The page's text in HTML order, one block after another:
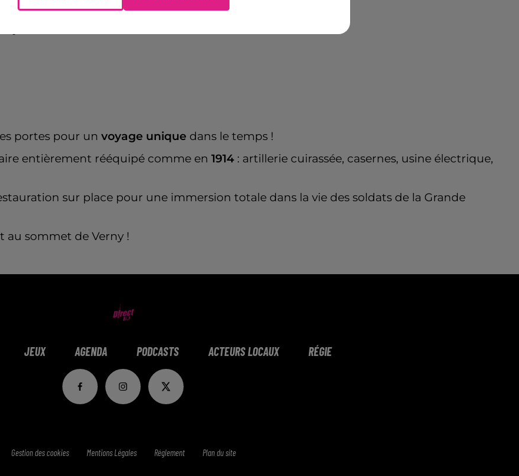
portes pour un voyage unique dans le temps !
entièrement rééquipé comme en 1914 : artillerie cuirassée, casernes, usine électrique,
sur place pour une immersion totale dans la vie des soldats de la Grande
au sommet de Verny !
JEUX AGENDA PODCASTS ACTEURS LOCAUX RÉGIE
Gestion des cookies Mentions Légales Réglement Plan du site